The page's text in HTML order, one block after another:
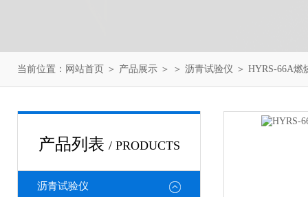
当前位置： 网站首页 ＞ 产品展示 ＞ ＞ 沥青试验仪 ＞ HYRS-66A
产品列表 / PRODUCTS
沥青试验仪